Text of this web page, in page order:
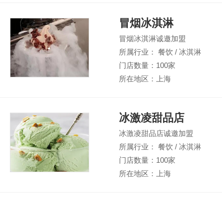
冒烟冰淇淋
冒烟冰淇淋诚邀加盟
所属行业： 餐饮 / 冰淇淋
门店数量：100家
所在地区：上海
冰激凌甜品店
冰激凌甜品店诚邀加盟
所属行业： 餐饮 / 冰淇淋
门店数量：100家
所在地区：上海